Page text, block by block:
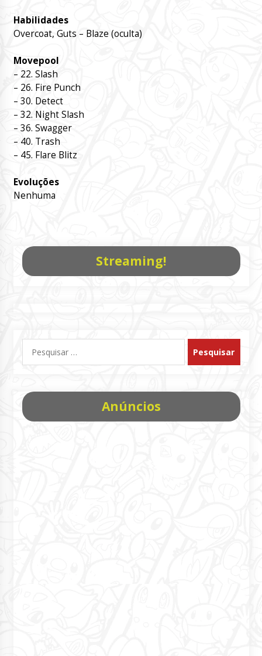
Habilidades
Overcoat, Guts – Blaze (oculta)
Movepool
– 22. Slash
– 26. Fire Punch
– 30. Detect
– 32. Night Slash
– 36. Swagger
– 40. Trash
– 45. Flare Blitz
Evoluções
Nenhuma
Streaming!
por:
Anúncios